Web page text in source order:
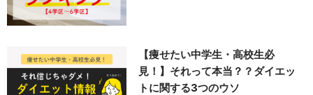
【痩せたい中学生・高校生必
見！】それって本当？？ダイエッ
トに関する3つのウソ